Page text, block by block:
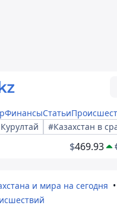
ФинансыСтатьи
#Казахстан в
$469.93
и мира на сегодня